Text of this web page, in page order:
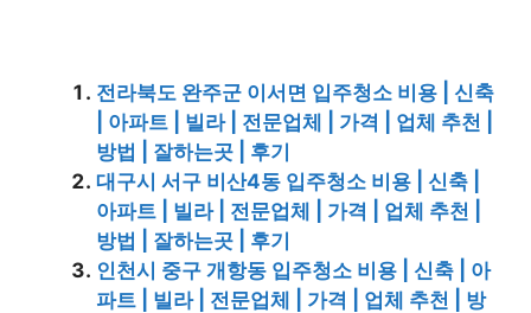
전라북도 완주군 이서면 입주청소 비용 | 신축
| 아파트 | 빌라 | 전문업체 | 가격 | 업체 추천 |
방법 | 잘하는곳 | 후기
대구시 서구 비산4동 입주청소 비용 | 신축 |
아파트 | 빌라 | 전문업체 | 가격 | 업체 추천 |
방법 | 잘하는곳 | 후기
인천시 중구 개항동 입주청소 비용 | 신축 | 아
파트 | 빌라 | 전문업체 | 가격 | 업체 추천 | 방